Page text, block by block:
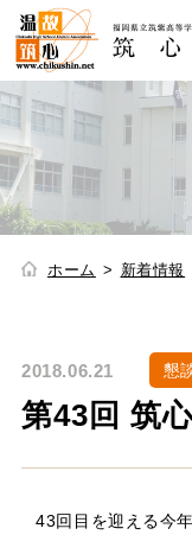
ホーム 新着情報
2018.06.21 懇
第43回 筑
43回目を迎える今